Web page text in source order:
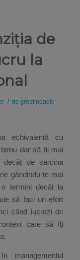
de
la
/ de great people
echivalentă cu
dar să fii mai
de sarcina
gândindu-te mai
termini decât la
să faci un efort
când lucrezi de
care să îți
managementul